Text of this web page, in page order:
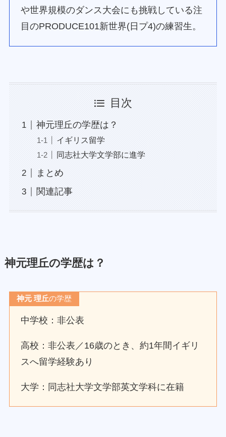
や世界規模のダンス大会にも挑戦している注
目のPRODUCE101新世界(日プ4)の練習生。
目次
神元理丘の学歴は？
イギリス留学
同志社大学文学部に進学
まとめ
関連記事
神元理丘の学歴は？
神元 理丘の学歴
中学校：非公表
高校：非公表／16歳のとき、約1年間イギリ
スへ留学経験あり
大学：同志社大学文学部英文学科に在籍